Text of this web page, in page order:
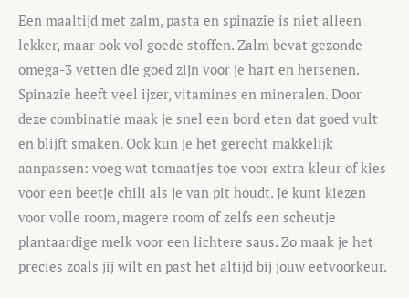
Een maaltijd met zalm, pasta en spinazie is niet alleen
lekker, maar ook vol goede stoffen. Zalm bevat gezonde
omega-3 vetten die goed zijn voor je hart en hersenen.
Spinazie heeft veel ijzer, vitamines en mineralen. Door
deze combinatie maak je snel een bord eten dat goed vult
en blijft smaken. Ook kun je het gerecht makkelijk
aanpassen: voeg wat tomaatjes toe voor extra kleur of kies
voor een beetje chili als je van pit houdt. Je kunt kiezen
voor volle room, magere room of zelfs een scheutje
plantaardige melk voor een lichtere saus. Zo maak je het
precies zoals jij wilt en past het altijd bij jouw eetvoorkeur.